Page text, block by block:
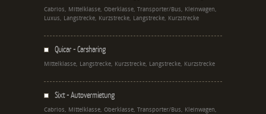
Cabrios, Mittelklasse, Oberklasse, Transporter/Bus, Kleinwagen,
Luxus, Langstrecke, Kurzstrecke, Langstrecke, Kurzstrecke
Quicar - Carsharing
Mittelklasse, Langstrecke, Kurzstrecke, Langstrecke, Kurzstrecke
Sixt - Autovermietung
Cabrios, Mittelklasse, Oberklasse, Transporter/Bus, Kleinwagen,